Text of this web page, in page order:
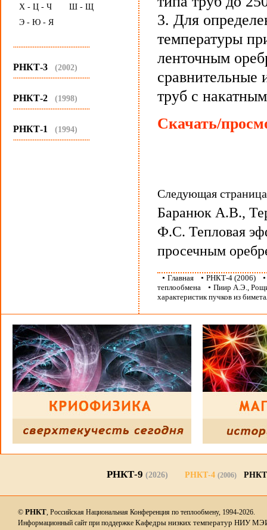
Х - Ц - Ч
Ш - Щ
Э - Ю - Я
...........................................
РНКТ-3 (2002)
...........................................
РНКТ-2 (1998)
...........................................
РНКТ-1 (1994)
...........................................
3. Для
температуры
ленточным
сравнительные
труб с
Скачать/
Следующая
Баранюк А.В.,
Ф.С. Тепловая
просечным
• Главная • РНКТ-4 (2006)
теплообмена • Пиир А.Э.,
характеристик пучков из
РНКТ-9 (2026) РНКТ-4 (2006)
© РНКТ, Российская Национальная Конференция по теплообмену, 1994-2026.
Информационный сайт при поддержке Кафедры низких температур НИУ